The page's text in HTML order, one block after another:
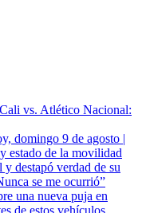
vs. Atlético Nacional:
domingo 9 de agosto |
estado de la movilidad
destapó verdad de su
se me ocurrió”
una nueva puja en
de estos vehículos